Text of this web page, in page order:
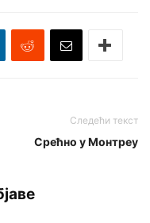
Следећи текст
Срећно у Монтреу